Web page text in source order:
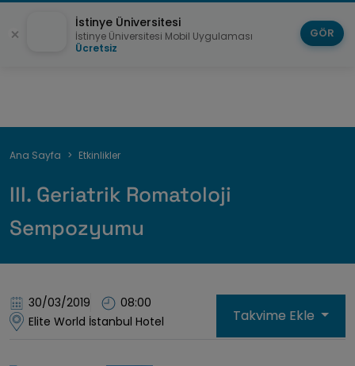
Sayfa
Ana Sayfa Etkinlikler
III. Geriatrik Romatoloji
Sempozyumu
30/03/2019
08:00
Elite World İstanbul Hotel
Takvime Ekle
İstinye Üniversitesi
İstinye Üniversitesi Mobil Uygulaması
Ücretsiz
GÖR